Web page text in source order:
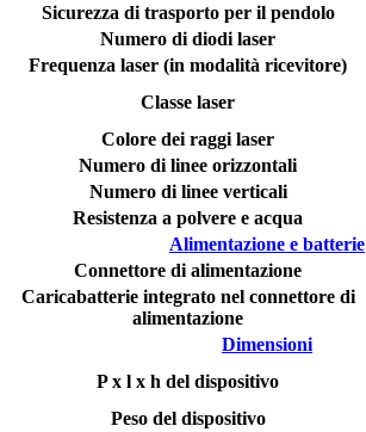
Sicurezza di trasporto per il pendolo
Numero di diodi laser
Frequenza laser (in modalità ricevitore)
Classe laser
Colore dei raggi laser
Numero di linee orizzontali
Numero di linee verticali
Resistenza a polvere e acqua
Alimentazione e batterie
Connettore di alimentazione
Caricabatterie integrato nel connettore di
alimentazione
Dimensioni
P x l x h del dispositivo
Peso del dispositivo